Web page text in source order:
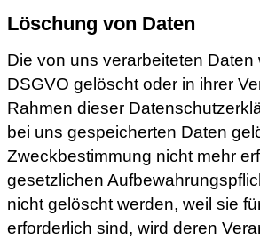
Löschung von Daten
Die von uns verarbeiteten
DSGVO gelöscht oder in ihrer
Rahmen dieser
bei uns gespeicherten Daten
Zweckbestimmung nicht mehr
gesetzlichen
nicht gelöscht werden, weil sie
erforderlich sind, wird deren